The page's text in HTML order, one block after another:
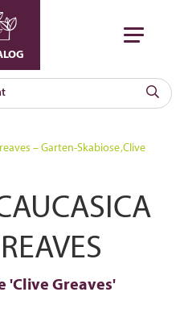
– Garten-Skabiose ‚Clive
'Clive Greaves'